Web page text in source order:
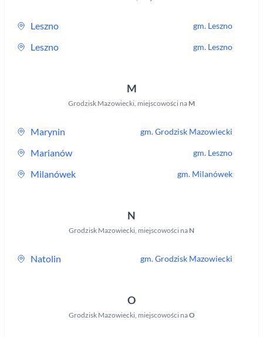
Leszno gm. Leszno
Leszno gm. Leszno
M
Grodzisk Mazowiecki, miejscowości na M
Marynin gm.Grodzisk Mazowiecki
Marianów gm. Leszno
Milanówek gm. Milanówek
N
Grodzisk Mazowiecki, miejscowości na N
Natolin gm.Grodzisk Mazowiecki
O
Grodzisk Mazowiecki, miejscowości naO